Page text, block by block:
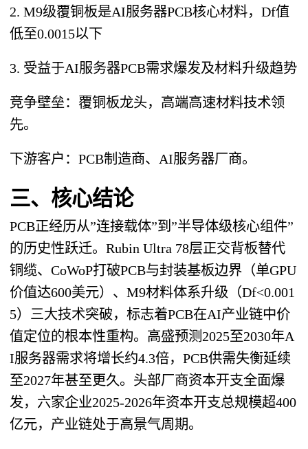
2. M9级覆铜板是AI服务器PCB核心材料，Df值
低至0.0015以下
3. 受益于AI服务器PCB需求爆发及材料升级趋势
竞争壁垒：覆铜板龙头，高端高速材料技术领
先。
下游客户：PCB制造商、AI服务器厂商。
三、核心结论
PCB正经历从”连接载体”到”半导体级核心组件”
的历史性跃迁。Rubin Ultra 78层正交背板替代
铜缆、CoWoP打破PCB与封装基板边界（单GPU
价值达600美元）、M9材料体系升级（Df<0.001
5）三大技术突破，标志着PCB在AI产业链中价
值定位的根本性重构。高盛预测2025至2030年A
I服务器需求将增长约4.3倍，PCB供需失衡延续
至2027年甚至更久。头部厂商资本开支全面爆
发，六家企业2025-2026年资本开支总规模超400
亿元，产业链处于高景气周期。